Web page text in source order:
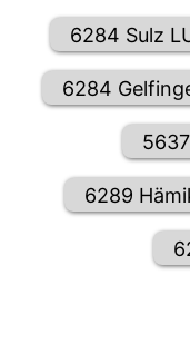
6284 Sulz
6284
6289